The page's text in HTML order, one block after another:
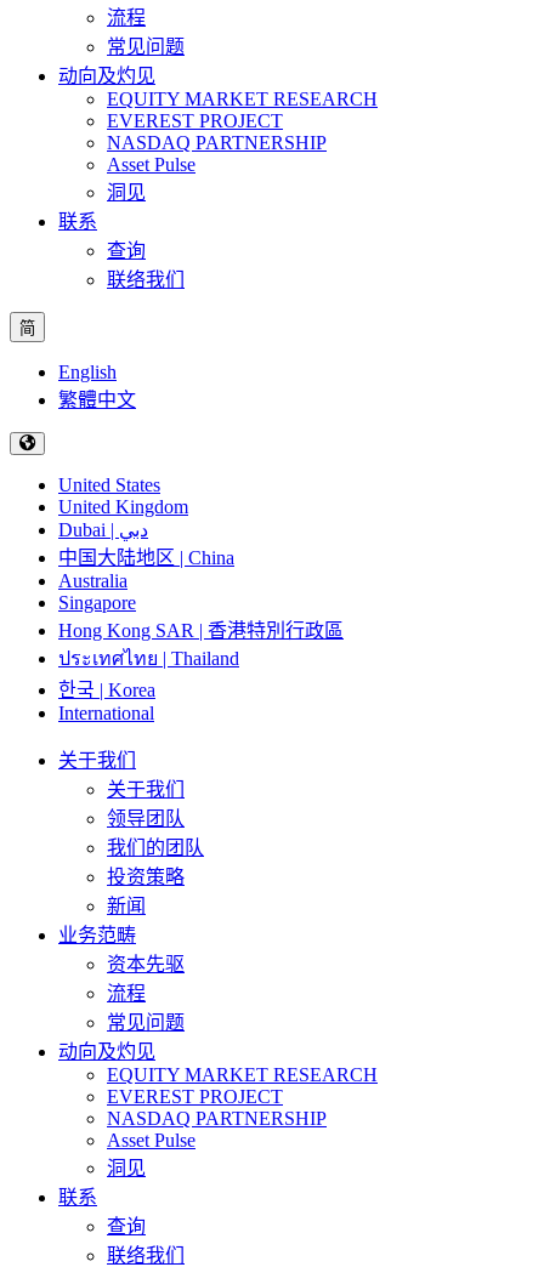
流程
常见问题
动向及灼见
EQUITY MARKET RESEARCH
EVEREST PROJECT
NASDAQ PARTNERSHIP
Asset Pulse
洞见
联系
查询
联络我们
简
English
繁體中文
United States
United Kingdom
Dubai | دبي
中国大陆地区 | China
Australia
Singapore
Hong Kong SAR | 香港特別行政區
ประเทศไทย | Thailand
한국 | Korea
International
关于我们
关于我们
领导团队
我们的团队
投资策略
新闻
业务范畴
资本先驱
流程
常见问题
动向及灼见
EQUITY MARKET RESEARCH
EVEREST PROJECT
NASDAQ PARTNERSHIP
Asset Pulse
洞见
联系
查询
联络我们